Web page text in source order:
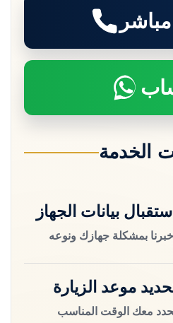
الخدمة
استقبال بيانات الجهاز
أخبرنا بمشكلة جهازك ونوعه
موعد الزيارة
معك الوقت المناسب